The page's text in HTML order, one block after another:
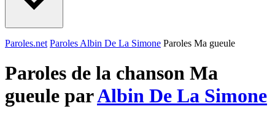
Paroles.net Paroles Albin De La Simone Paroles Ma gueule
Paroles de la chanson Ma
gueule parAlbin De La Simone